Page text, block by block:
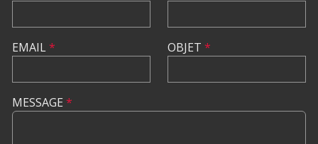
EMAIL* OBJET *
MESSAGE *